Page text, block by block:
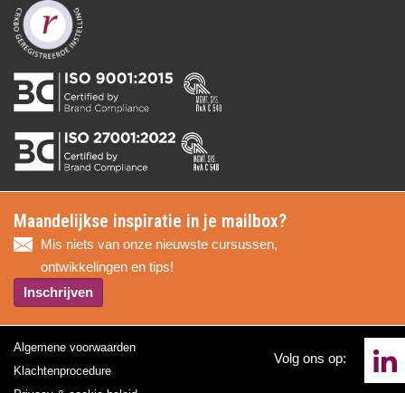
Maandelijkse inspiratie in je mailbox?
Mis niets van onze nieuwste cursussen,
ontwikkelingen en tips!
Inschrijven
Algemene voorwaarden
Klachtenprocedure
Volg ons op: